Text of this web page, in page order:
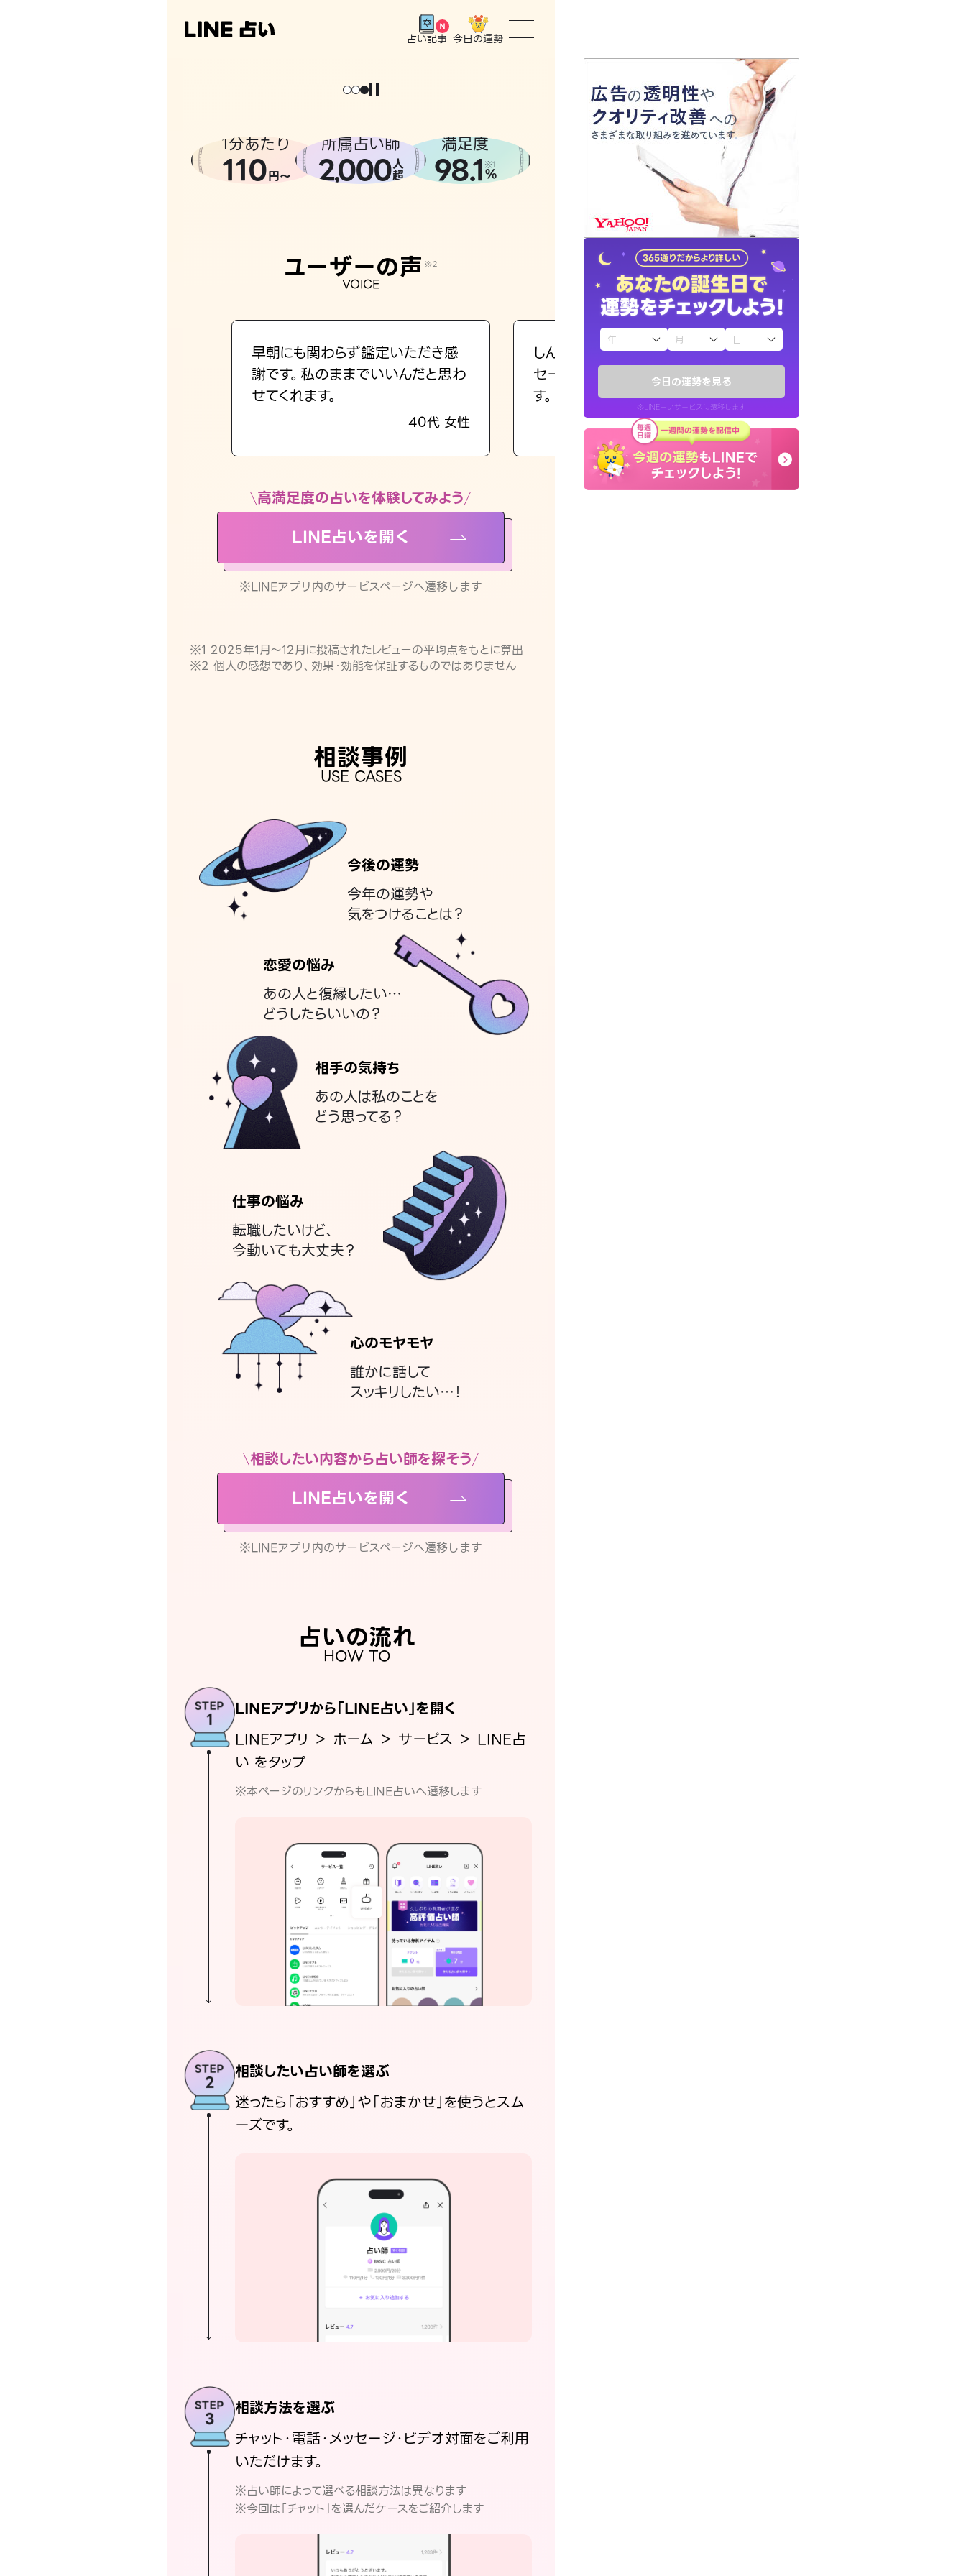
今日の運勢を見る
※LINE占いサービスに遷移します
占い記事 今日の運勢
トップ
ユーザーの声
占いの流れ
おすすめの占い師
よくある質問
えもじの子（占）12星座占い
お知らせ
1分あたり
110円〜
所属占い師
2,000人
超
満足度
98.1 ※1
%
ユーザーの声 ※2
VOICE
早朝にも関わらず鑑定いただき感
謝です。私のままでいいんだと思わ
せてくれます。
40代 女性
しんどくなってましたが、先生のメッ
セージを読み返してお守りにしてま
す。
40代 女性
高満足度の占いを体験してみよう
LINE占いを開く
※LINEアプリ内のサービスページへ遷移します
※1 2025年1月〜12月に投稿されたレビューの平均点をもとに算出
※2 個人の感想であり、効果・効能を保証するものではありません
相談事例
USE CASES
今後の運勢
今年の運勢や
気をつけることは？
恋愛の悩み
あの人と復縁したい…
どうしたらいいの？
相手の気持ち
あの人は私のことを
どう思ってる？
仕事の悩み
転職したいけど、
今動いても大丈夫？
心のモヤモヤ
誰かに話して
スッキリしたい…！
相談したい内容から占い師を探そう
LINE占いを開く
※LINEアプリ内のサービスページへ遷移します
占いの流れ
HOW TO
LINEアプリから「LINE占い」を開く
LINEアプリ ＞ ホーム ＞ サービス ＞ LINE占
い をタップ
※本ページのリンクからもLINE占いへ遷移します
相談したい占い師を選ぶ
迷ったら「おすすめ」や「おまかせ」を使うとスム
ーズです。
相談方法を選ぶ
チャット・電話・メッセージ・ビデオ対面をご利用
いただけます。
※占い師によって選べる相談方法は異なります
※今回は「チャット」を選んだケースをご紹介します